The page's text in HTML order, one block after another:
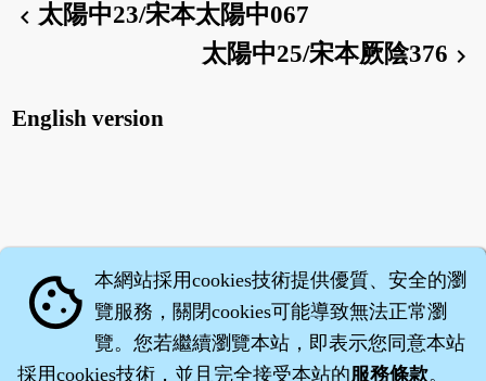
chevron_left太陽中23/宋本太陽中067
太陽中25/宋本厥陰376 chevron_right
English version
cookie 本網站採用cookies技術提供優質、安全的瀏
覽服務，關閉cookies可能導致無法正常瀏
覽。您若繼續瀏覽本站，即表示您同意本站
採用cookies技術，並且完全接受本站的服務條款。